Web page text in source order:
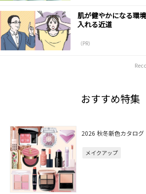
肌が健やかになる環
入れる近道
（PR）
おすすめ特集
2026 秋冬新色カタログ
メイクアップ